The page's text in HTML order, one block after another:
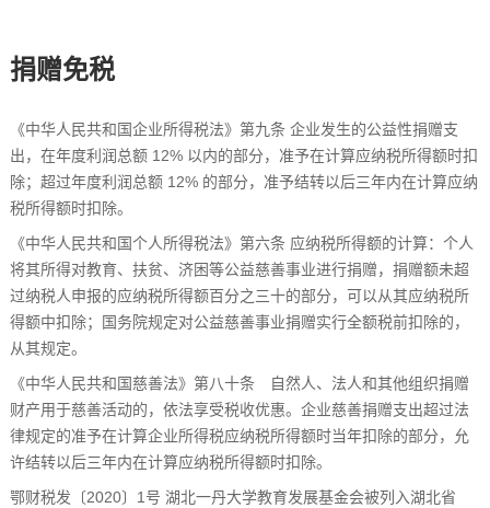
捐赠免税
《中华人民共和国企业所得税法》第九条 企业发生的公益性捐赠支
出，在年度利润总额 12% 以内的部分，准予在计算应纳税所得额时扣
除；超过年度利润总额 12% 的部分，准予结转以后三年内在计算应纳
税所得额时扣除。
《中华人民共和国个人所得税法》第六条 应纳税所得额的计算：个人
将其所得对教育、扶贫、济困等公益慈善事业进行捐赠，捐赠额未超
过纳税人申报的应纳税所得额百分之三十的部分，可以从其应纳税所
得额中扣除；国务院规定对公益慈善事业捐赠实行全额税前扣除的，
从其规定。
《中华人民共和国慈善法》第八十条 自然人、法人和其他组织捐赠
财产用于慈善活动的，依法享受税收优惠。企业慈善捐赠支出超过法
律规定的准予在计算企业所得税应纳税所得额时当年扣除的部分，允
许结转以后三年内在计算应纳税所得额时扣除。
鄂财税发〔2020〕1号 湖北一丹大学教育发展基金会被列入湖北省